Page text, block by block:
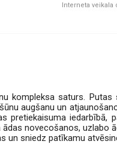
Interneta veikala
kompleksa saturs. Putas
augšanu un
pretiekaisuma iedarbībā,
novecošanos, uzlabo
un sniedz patīkamu